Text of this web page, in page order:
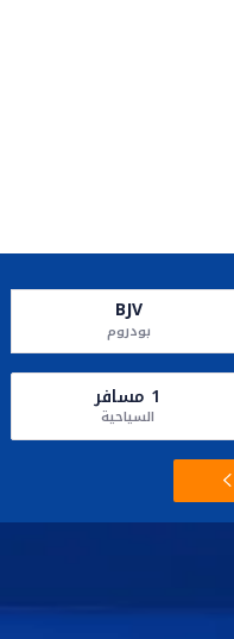
BJV
بودروم
1 مسافر
السياحية